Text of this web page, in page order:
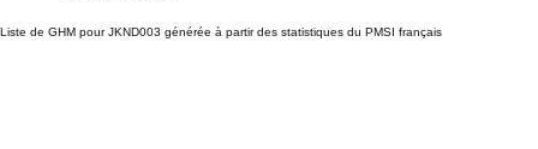
Liste de GHM pour JKND003 générée à partir des statistiques du PMSI français